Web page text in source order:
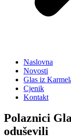
Naslovna
Novosti
Glas iz
Cjenik
Kontakt
Polaznici
oduševili